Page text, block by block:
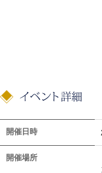
開催日時
開催場所